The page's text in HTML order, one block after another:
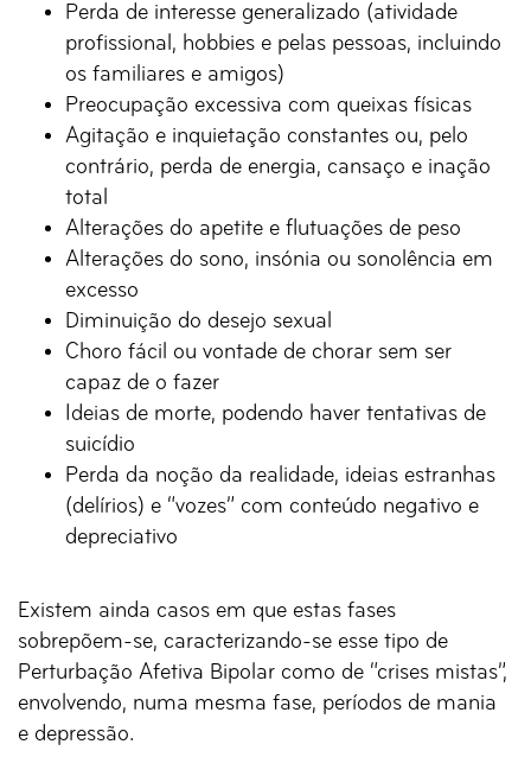
Perda de interesse generalizado (atividade
profissional, hobbies e pelas pessoas, incluindo
os familiares e amigos)
Preocupação excessiva com queixas físicas
Agitação e inquietação constantes ou, pelo
contrário, perda de energia, cansaço e inação
total
Alterações do apetite e flutuações de peso
Alterações do sono, insónia ou sonolência em
excesso
Diminuição do desejo sexual
Choro fácil ou vontade de chorar sem ser
capaz de o fazer
Ideias de morte, podendo haver tentativas de
suicídio
Perda da noção da realidade, ideias estranhas
(delírios) e “vozes” com conteúdo negativo e
depreciativo
Existem ainda casos em que estas fases
sobrepõem-se, caracterizando-se esse tipo de
Perturbação Afetiva Bipolar como de “crises mistas”,
envolvendo, numa mesma fase, períodos de mania
e depressão.